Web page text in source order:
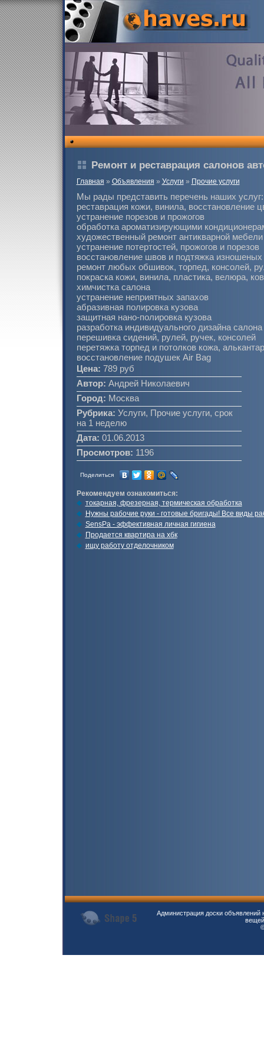
Ремонт и реставрация салонов
Главная » Объявления » Услуги » Прочие услуги
Мы рады представить перечень наших услуг:
реставрация кожи, винила, восстановление
устранение порезов и прожогов
обработка ароматизирующими
художественный ремонт антикварной мебели
устранение потертостей, прожогов и порезов
восстановление швов и подтяжка изношеных
ремонт любых обшивок, торпед, консолей,
покраска кожи, винила, пластика, велюра,
химчистка салона
устранение неприятных запахов
абразивная полировка кузова
защитная нано-полировка кузова
разработка индивидуального дизайна салона
перешивка сидений, рулей, ручек, консолей
перетяжка торпед и потолков кожа,
восстановление подушек Air Bag
Цена: 789 руб
Автор: Андрей Николаевич
Город: Москва
Рубрика: Услуги, Прочие услуги, срок
на 1 неделю
Дата: 01.06.2013
Просмотров: 1196
Поделиться
Рекомендуем ознакомиться:
токарная, фрезерная, термическая обработка
Нужны рабочие руки - готовые бригады! Все виды
SensPa - эффективная личная гигиена
Продается квартира на хбк
ищу работу отделочником
Администрация доски объявлений